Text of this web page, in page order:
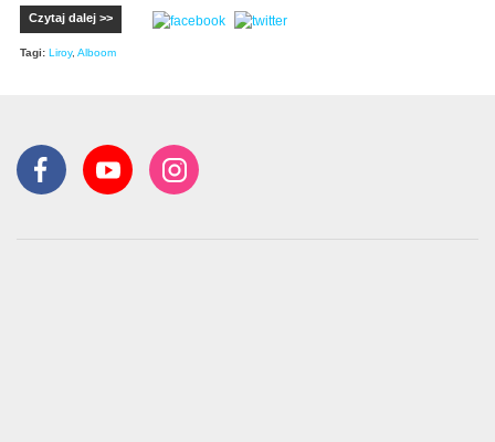
Czytaj dalej >>
Tagi: Liroy, Alboom